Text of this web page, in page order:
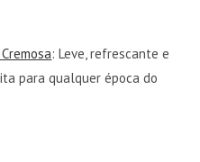
: Leve, refrescante e
para qualquer época do